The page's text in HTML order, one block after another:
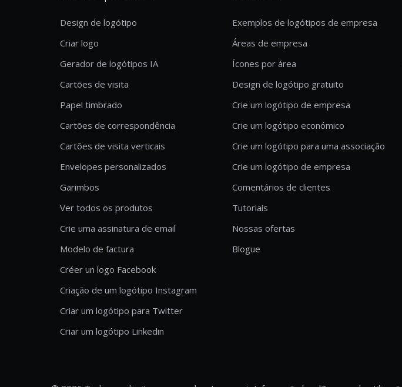
Design de logótipo
Criar logo
Gerador de logótipos IA
Cartões de visita
Papel timbrado
Cartões de correspondência
Cartões de visita verticais
Envelopes personalizados
Garimbos
Ver todos os produtos
Crie uma assinatura de email
Modelo de factura
Créer un logo Facebook
Criação de um logótipo Instagram
Criar um logótipo para Twitter
Criar um logótipo Linkedin
Exemplos de logótipos de empresa
Áreas de empresa
Ícones por área
Design de logótipo gratuito
Crie um logótipo de empresa
Crie um logótipo económico
Crie um logótipo para uma associação
Crie um logótipo de empresa
Comentários de clientes
Tutoriais
Nossas ofertas
Blogue